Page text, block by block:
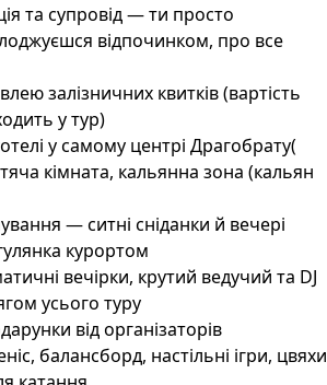
та супровід — ти просто
відпочинком, про все
залізничних квитків (вартість
у тур)
у самому центрі Драгобрату(
кімната, кальянна зона (кальян
— ситні сніданки й вечері
курортом
вечірки, крутий ведучий та DJ
усього туру
від організаторів
балансборд, настільні ігри, цвяхи